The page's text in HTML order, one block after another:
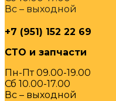
Вс – выходной
+7 (951) 152 22 69
СТО и запчасти
Пн-Пт 09.00-19.00
Сб 10.00-17.00
Вс – выходной